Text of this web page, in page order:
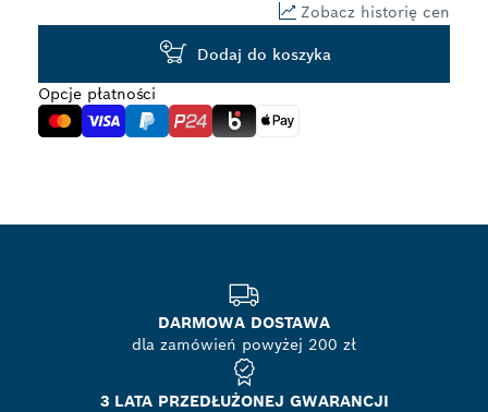
Zobacz historię cen
Dodaj do koszyka
Opcje płatności
DARMOWA DOSTAWA
dla zamówień powyżej 200 zł
3 LATA PRZEDŁUŻONEJ GWARANCJI